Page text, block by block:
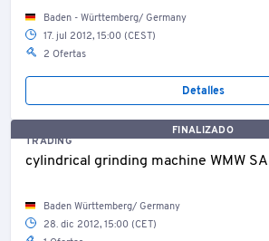
Baden - Württemberg/ Germany
17. jul 2012, 15:00 (CEST)
2 Ofertas
Detalles
FINALIZADO
TRADING
cylindrical grinding machine WMW
Baden Württemberg/ Germany
28. dic 2012, 15:00 (CET)